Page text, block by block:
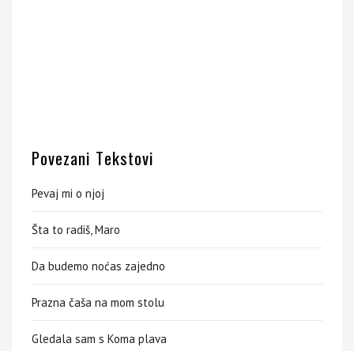
Povezani Tekstovi
Pevaj mi o njoj
Šta to radiš, Maro
Da budemo noćas zajedno
Prazna čaša na mom stolu
Gledala sam s Koma plava